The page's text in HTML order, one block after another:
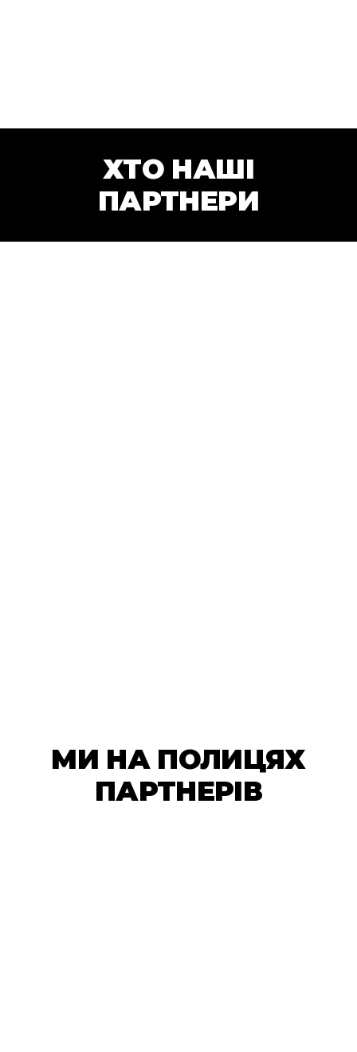
ХТО НАШІ
ПАРТНЕРИ
МИ НА ПОЛИЦЯХ
ПАРТНЕРІВ